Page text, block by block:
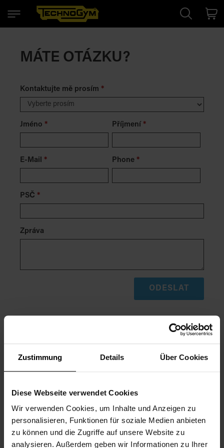
Zustimmung Details Über Cookies
Diese Webseite verwendet Cookies
Wir verwenden Cookies, um Inhalte und Anzeigen zu
personalisieren, Funktionen für soziale Medien anbieten
zu können und die Zugriffe auf unsere Website zu
analysieren. Außerdem geben wir Informationen zu Ihrer
Cart
MÁTE OTÁZKU?
Kontaktujte mě prosím *
Jméno * Příjmení *
E-Mail * Phone *
PSČ *
Zpráva
ODESLAT
KONTAKTNÍ ÚDAJE
Prodejní tým:
zašlete E-Mail na adresu:
service@fitnesscompany.cz